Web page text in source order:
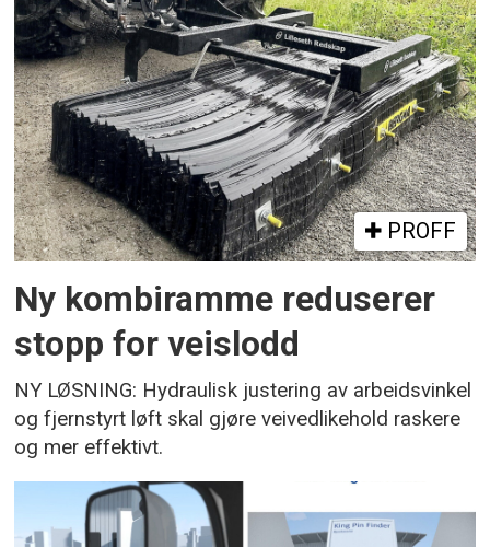
PROFF
Ny kombiramme reduserer
stopp for veislodd
NY LØSNING: Hydraulisk justering av arbeidsvinkel
og fjernstyrt løft skal gjøre veivedlikehold raskere
og mer effektivt.